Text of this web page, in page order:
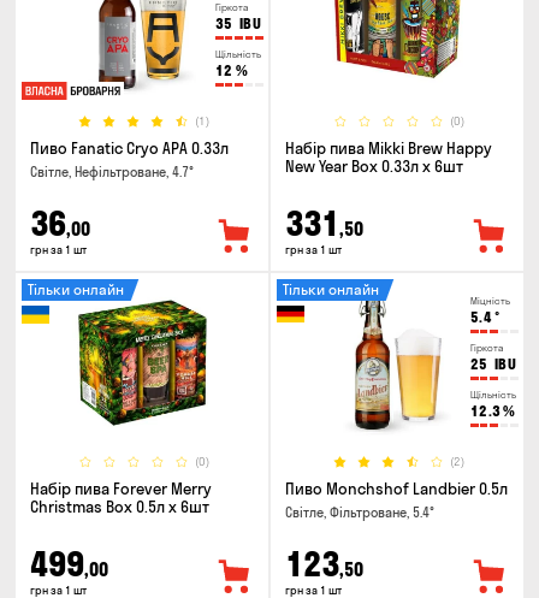
Гіркота
35 IBU
Щільність
12 %
(1)
Пиво Fanatic Cryo APA 0.33л
Світле, Нефільтроване, 4.7°
36,00
грн за 1 шт
(0)
Набір пива Mikki Brew Happy
New Year Box 0.33л x 6шт
331 ,50
грн за 1 шт
(0)
Тільки онлайн
Набір пива Forever Merry
Christmas Box 0.5л x 6шт
499,00
грн за 1 шт
Міцність
5.4°
Гіркота
25 IBU
Щільність
12.3%
(2)
Тільки онлайн
Пиво Monchshof Landbier 0.5л
Світле, Фільтроване, 5.4°
123,50
грн за 1 шт